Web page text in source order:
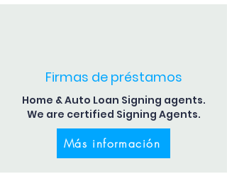
Firmas de préstamos
Home & Auto Loan Signing agents.
We are certified Signing Agents.
Más información